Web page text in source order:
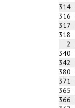
314
316
317
318
2
340
342
380
371
365
366